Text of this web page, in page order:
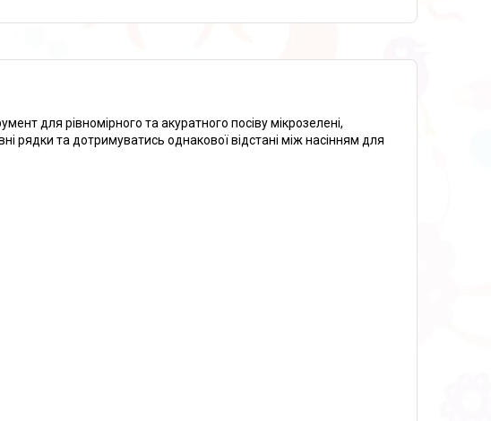
для рівномірного та акуратного посіву мікрозелені,
рядки та дотримуватись однакової відстані між насінням для